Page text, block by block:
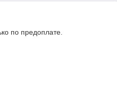
по предоплате.